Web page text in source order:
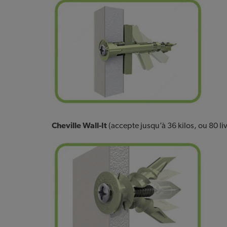
Cheville Wall-It (accepte jusqu’à 36 kilos, ou 80